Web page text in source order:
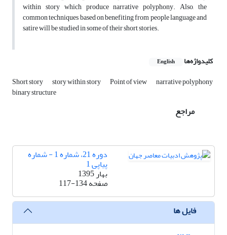
within story which produce narrative polyphony. Also, the
common techniques based on benefiting from people language and
satire will be studied in some of their short stories.
کلیدواژه‌ها English
Short story story within story Point of view narrative polyphony
binary structure
مراجع
دوره 21، شماره 1 - شماره
پیاپی 1
بهار 1395
صفحه117-134
فایل ها